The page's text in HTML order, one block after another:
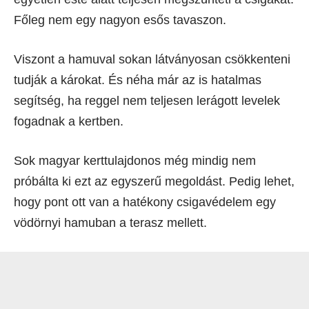
Főleg nem egy nagyon esős tavaszon.
Viszont a hamuval sokan látványosan csökkenteni
tudják a károkat. És néha már az is hatalmas
segítség, ha reggel nem teljesen lerágott levelek
fogadnak a kertben.
Sok magyar kerttulajdonos még mindig nem
próbálta ki ezt az egyszerű megoldást. Pedig lehet,
hogy pont ott van a hatékony csigavédelem egy
vödörnyi hamuban a terasz mellett.